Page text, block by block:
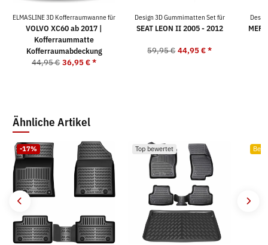
ELMASLINE 3D Kofferraumwanne für
VOLVO XC60 ab 2017 |
Kofferraummatte
Kofferraumabdeckung
44,95 € 36,95 €*
Design 3D Gummimatten Set für
SEAT LEON II 2005 - 2012
59,95 € 44,95 €*
Ähnliche Artikel
-17% Top bewertet